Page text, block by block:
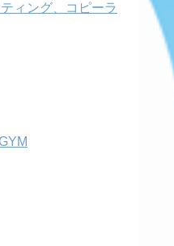
ィング、コピーラ